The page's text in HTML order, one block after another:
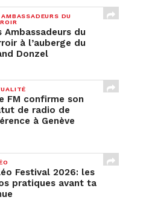
DU
Ambassadeurs du
à l’auberge du
Donzel
FM confirme son
de radio de
à Genève
Festival 2026: les
pratiques avant ta